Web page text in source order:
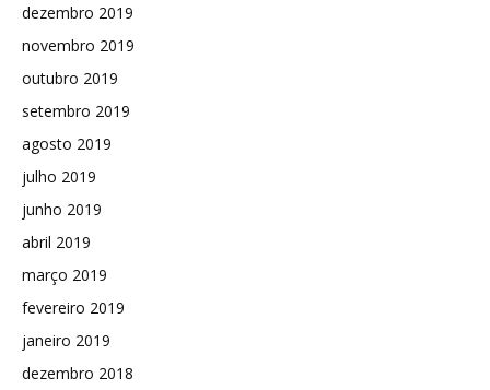
dezembro 2019
novembro 2019
outubro 2019
setembro 2019
agosto 2019
julho 2019
junho 2019
abril 2019
março 2019
fevereiro 2019
janeiro 2019
dezembro 2018